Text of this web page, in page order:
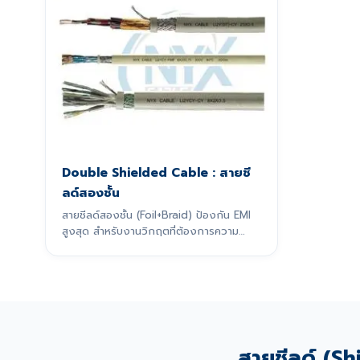
Double Shielded Cable : สายชี
ลด์สองชั้น
สายชีลด์สองชั้น (Foil+Braid) ป้องกัน EMI
สูงสุด สำหรับงานวิกฤตที่ต้องการความ